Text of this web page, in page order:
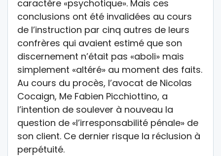
caractère «psychotique». Mais ces
conclusions ont été invalidées au cours
de l’instruction par cinq autres de leurs
confrères qui avaient estimé que son
discernement n’était pas «aboli» mais
simplement «altéré» au moment des faits.
Au cours du procès, l’avocat de Nicolas
Cocaign, Me Fabien Picchiottino, a
l’intention de soulever à nouveau la
question de «l’irresponsabilité pénale» de
son client. Ce dernier risque la réclusion à
perpétuité.